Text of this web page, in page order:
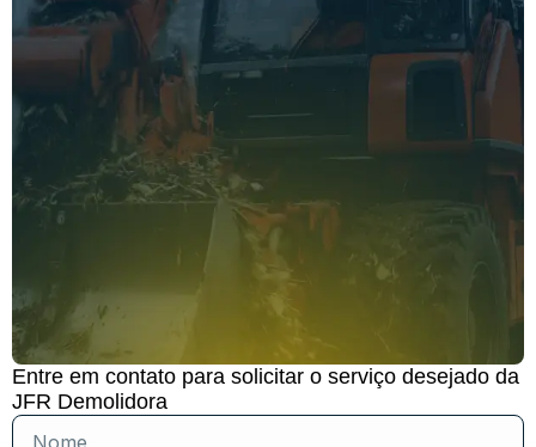
Entre em contato para solicitar o serviço desejado da
JFR Demolidora